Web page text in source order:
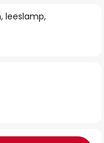
leeslamp,